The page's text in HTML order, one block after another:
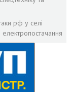
рф у селі
електропостачання